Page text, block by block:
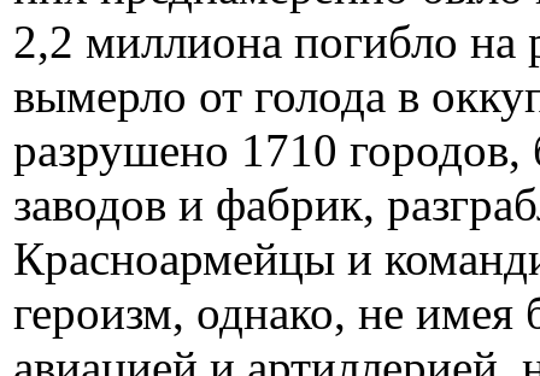
2,2 миллиона погибло на
вымерло от голода в
разрушено 1710 городов,
заводов и фабрик,
Красноармейцы и
героизм, однако, не